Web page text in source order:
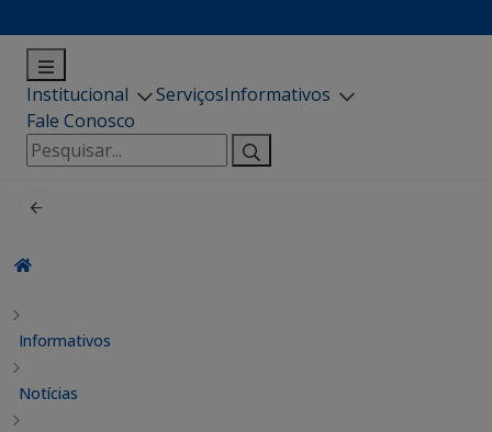
Institucional ServiçosInformativos
Fale Conosco
Pesquisar
por:
Informativos
Notícias